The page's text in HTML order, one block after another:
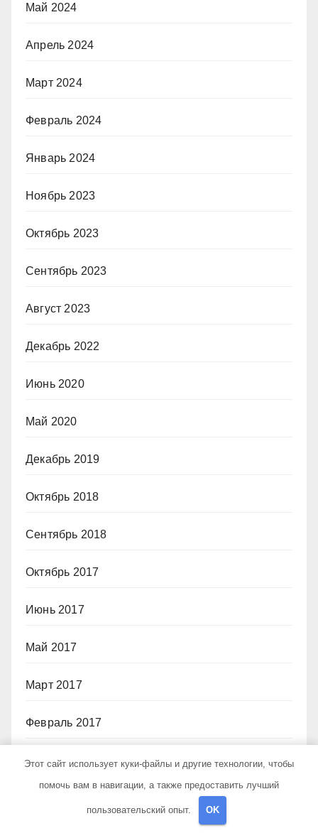
Май 2024
Апрель 2024
Март 2024
Февраль 2024
Январь 2024
Ноябрь 2023
Октябрь 2023
Сентябрь 2023
Август 2023
Декабрь 2022
Июнь 2020
Май 2020
Декабрь 2019
Октябрь 2018
Сентябрь 2018
Октябрь 2017
Июнь 2017
Май 2017
Март 2017
Февраль 2017
Июль 2012
Этот сайт использует куки-файлы и другие технологии, чтобы
помочь вам в навигации, а также предоставить лучший
пользовательский опыт. OK